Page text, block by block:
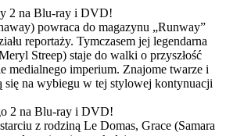
2 na Blu-ray i DVD!
powraca do magazynu „Runway”
reportaży. Tymczasem jej legendarna
Streep) staje do walki o przyszłość
medialnego imperium. Znajome twarze i
się na wybiegu w tej stylowej kontynuacji
2 na Blu-ray i DVD!
z rodziną Le Domas, Grace (Samara